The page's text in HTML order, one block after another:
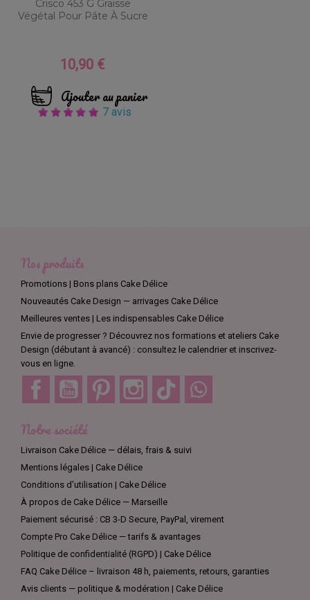
Crisco 453 G Graisse
Végétal Pour Pâte À Sucre
Prix
10,90 €
Ajouter au panier
7 avis
Nos produits
Promotions | Bons plans Cake Délice
Nouveautés Cake Design — arrivages Cake Délice
Meilleures ventes | Les indispensables Cake Délice
Envie de progresser ? Découvrez nos formations et ateliers Cake
Design (débutant à avancé) : consultez le calendrier et inscrivez-
vous en ligne.
Facebook YouTube Pinterest Instagram TikTok
Notre société
Livraison Cake Délice — délais, frais & suivi
Mentions légales | Cake Délice
Conditions d’utilisation | Cake Délice
À propos de Cake Délice — Marseille
Paiement sécurisé : CB 3-D Secure, PayPal, virement
Compte Pro Cake Délice — tarifs & avantages
Politique de confidentialité (RGPD) | Cake Délice
FAQ Cake Délice – livraison 48 h, paiements, retours, garanties
Avis clients — politique & modération | Cake Délice